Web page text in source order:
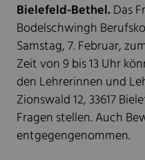
Bielefeld-Bethel.Das
Bodelschwingh
Samstag, 7. Februar,
Zeit von 9 bis 13 Uhr
den Lehrerinnen und
Zionswald 12, 33617
Fragen stellen. Auch
entgegengenommen.